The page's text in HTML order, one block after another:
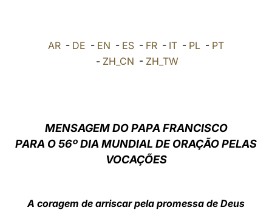
中文
LATINE
AR - DE - EN - ES - FR - IT - PL - PT
- ZH_CN - ZH_TW
MENSAGEM DO PAPA FRANCISCO
PARA O 56º DIA MUNDIAL DE ORAÇÃO PELAS
VOCAÇÕES
A coragem de arriscar pela promessa de Deus